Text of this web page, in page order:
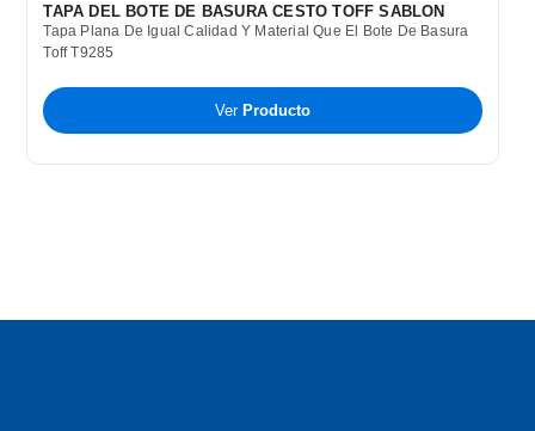
TAPA DEL BOTE DE BASURA CESTO TOFF SABLON
Tapa Plana De Igual Calidad Y Material Que El Bote De Basura
Toff T9285
Ver Producto